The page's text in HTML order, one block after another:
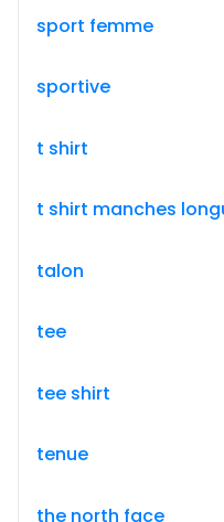
sport femme
sportive
t shirt
t shirt manches
talon
tee
tee shirt
tenue
the north face